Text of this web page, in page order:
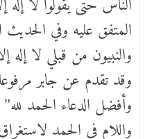
المتفق عليه وفي
والنبيون من قبلي لا
وقد تقدم عن جابر
وأفضل الدعاء الحمد
واللام في الحمد